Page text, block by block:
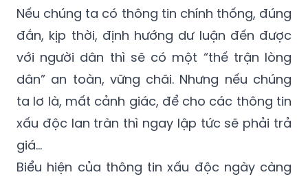
Nếu chúng ta có thông tin chính thống, đúng
đắn, kịp thời, định hướng dư luận đến được
với người dân thì sẽ có một “thế trận lòng
dân” an toàn, vững chãi. Nhưng nếu chúng
ta lơ là, mất cảnh giác, để cho các thông tin
xấu độc lan tràn thì ngay lập tức sẽ phải trả
giá…
Biểu hiện của thông tin xấu độc ngày càng